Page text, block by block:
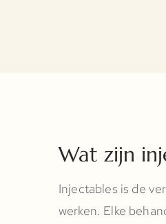
Wat zijn
Injectables is de
werken. Elke